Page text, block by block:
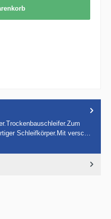
Schleifkörper.Mit versc…